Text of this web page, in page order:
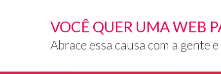
VOCÊ QUER UMA WEB
Abrace essa causa com a gente e